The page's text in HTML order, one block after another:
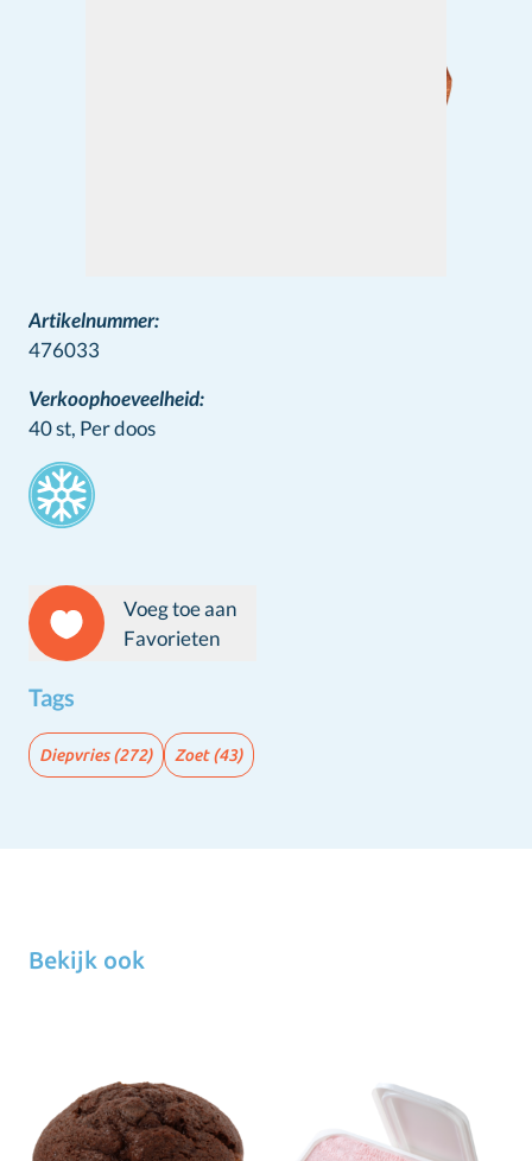
Artikelnummer:
476033
Verkoophoeveelheid:
40 st, Per doos
Stamps
Voeg toe aan
Favorieten
Tags
Diepvries(272) Zoet(43)
Bekijk ook